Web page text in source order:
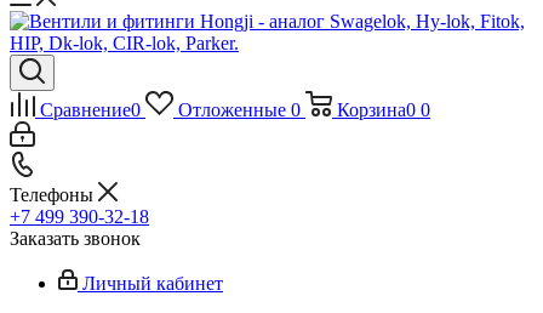
Сравнение0 Отложенные 0 Корзина0 0
Телефоны
+7 499 390-32-18
Заказать звонок
Личный кабинет